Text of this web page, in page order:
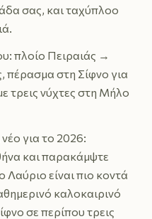
σας, και ταχύπλοο
πλοίο Πειραιάς →
πέρασμα στη Σίφνο για
τρεις νύχτες στη Μήλο
για το 2026:
και παρακάμψτε
Λαύριο είναι πιο κοντά
καλοκαιρινό
σε περίπου τρεις